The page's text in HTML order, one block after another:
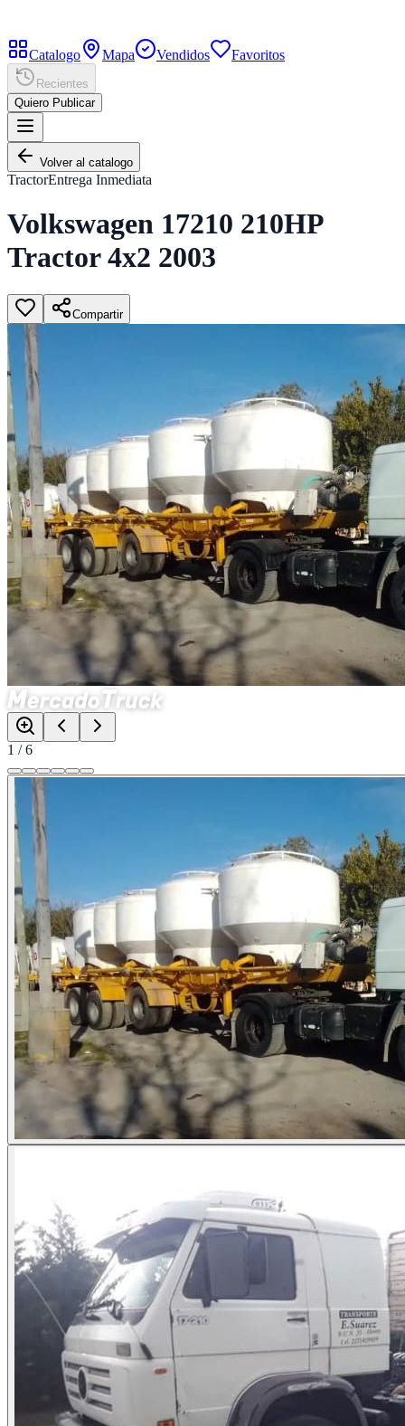
Catalogo Mapa Vendidos Favoritos
Recientes
Quiero Publicar
Volver al catalogo
TractorEntrega Inmediata
Volkswagen 17210 210HP
Tractor 4x2 2003
Compartir
1 /6